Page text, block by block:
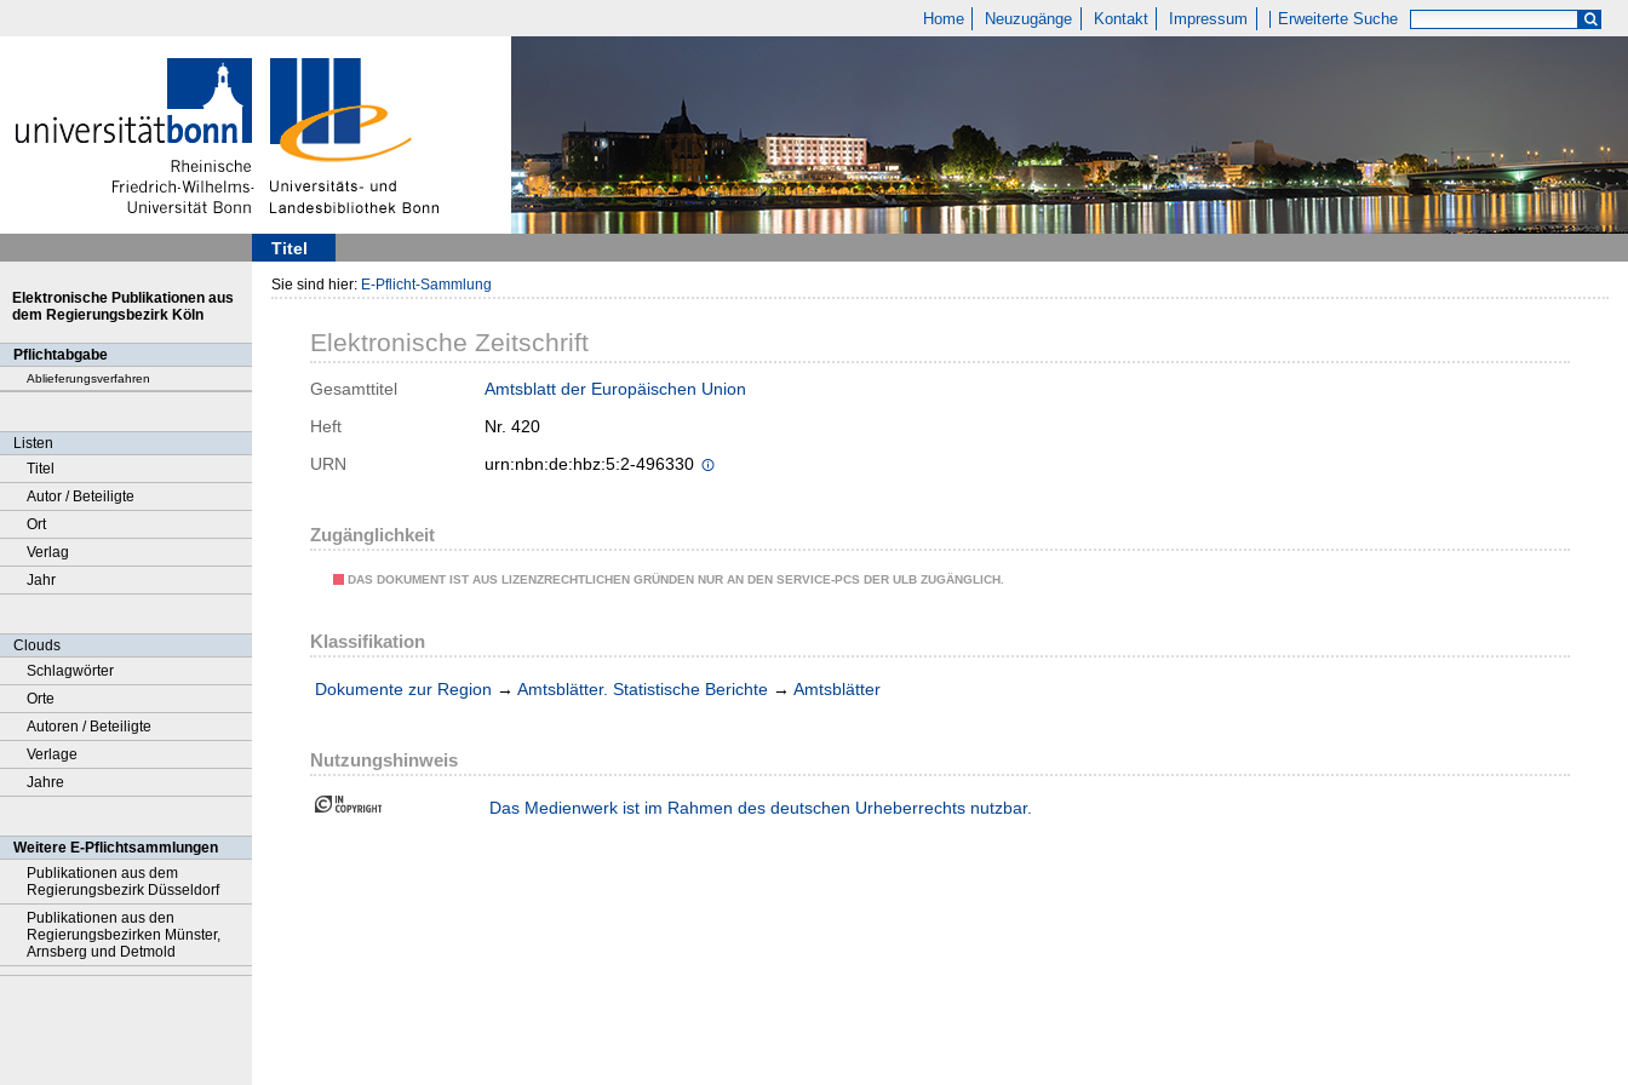
Home Neuzugänge Kontakt Impressum Erweiterte Suche
Titel
Elektronische Publikationen aus
dem Regierungsbezirk Köln
Pflichtabgabe
Ablieferungsverfahren
Listen
Titel
Autor / Beteiligte
Ort
Verlag
Jahr
Clouds
Schlagwörter
Orte
Autoren / Beteiligte
Verlage
Jahre
Weitere E-Pflichtsammlungen
Publikationen aus dem
Regierungsbezirk Düsseldorf
Publikationen aus den
Regierungsbezirken Münster,
Arnsberg und Detmold
Sie sind hier: E-Pflicht-Sammlung
Elektronische Zeitschrift
Gesamttitel
Amtsblatt der Europäischen Union
Heft
Nr. 420
URN
urn:nbn:de:hbz:5:2-496330
Zugänglichkeit
DAS DOKUMENT IST AUS LIZENZRECHTLICHEN GRÜNDEN NUR AN DEN SERVICE-PCS DER ULB ZUGÄNGLICH.
Klassifikation
Dokumente zur Region → Amtsblätter. Statistische Berichte → Amtsblätter
Nutzungshinweis
Das Medienwerk ist im Rahmen des deutschen Urheberrechts nutzbar.